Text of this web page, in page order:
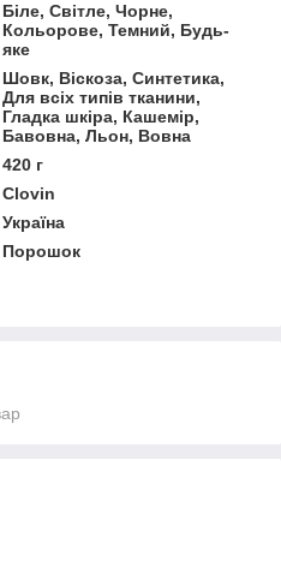
Біле, Світле, Чорне,
Кольорове, Темний, Будь-
яке
Шовк, Віскоза, Синтетика,
Для всіх типів тканини,
Гладка шкіра, Кашемір,
Бавовна, Льон, Вовна
420 г
Clovin
Україна
Порошок